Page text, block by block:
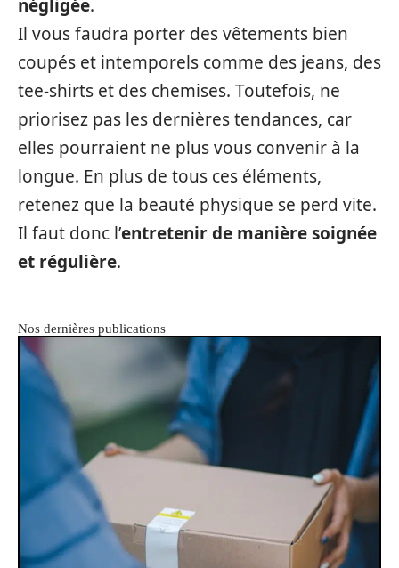
négligée.
Il vous faudra porter des vêtements bien
coupés et intemporels comme des jeans, des
tee-shirts et des chemises. Toutefois, ne
priorisez pas les dernières tendances, car
elles pourraient ne plus vous convenir à la
longue. En plus de tous ces éléments,
retenez que la beauté physique se perd vite.
Il faut donc l’entretenir de manière soignée
et régulière.
Nos dernières publications